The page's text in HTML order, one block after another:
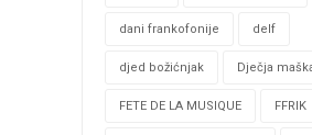
dani frankofonije delf
djed božićnjak Dječja
FETE DE LA MUSIQUE FFRIK